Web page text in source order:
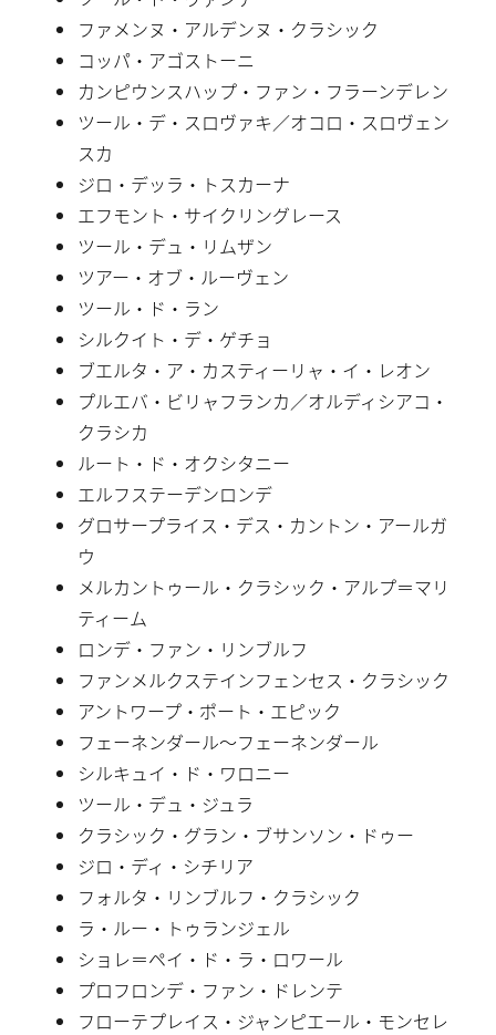
ファメンヌ・アルデンヌ・クラシック
コッパ・アゴストーニ
カンピウンスハップ・ファン・フラーンデレン
ツール・デ・スロヴァキ／オコロ・スロヴェン
スカ
ジロ・デッラ・トスカーナ
エフモント・サイクリングレース
ツール・デュ・リムザン
ツアー・オブ・ルーヴェン
ツール・ド・ラン
シルクイト・デ・ゲチョ
ブエルタ・ア・カスティーリャ・イ・レオン
プルエバ・ビリャフランカ／オルディシアコ・
クラシカ
ルート・ド・オクシタニー
エルフステーデンロンデ
グロサープライス・デス・カントン・アールガ
ウ
メルカントゥール・クラシック・アルプ＝マリ
ティーム
ロンデ・ファン・リンブルフ
ファンメルクステインフェンセス・クラシック
アントワープ・ポート・エピック
フェーネンダール〜フェーネンダール
シルキュイ・ド・ワロニー
ツール・デュ・ジュラ
クラシック・グラン・ブサンソン・ドゥー
ジロ・ディ・シチリア
フォルタ・リンブルフ・クラシック
ラ・ルー・トゥランジェル
ショレ＝ペイ・ド・ラ・ロワール
プロフロンデ・ファン・ドレンテ
フローテプレイス・ジャンピエール・モンセレ